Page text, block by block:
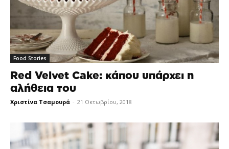
Food Stories
Red Velvet Cake: κάπου υπάρχει η
αλήθεια του
Χριστίνα Τσαμουρά - 21 Οκτωβρίου, 2018